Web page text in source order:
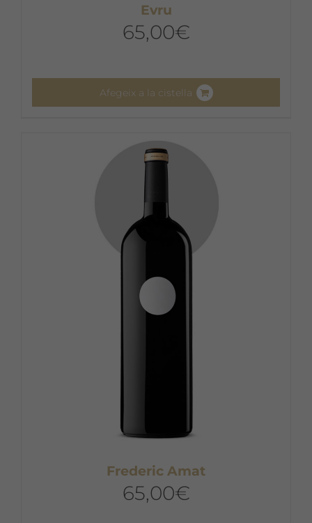
Evru
65,00€
Afegeix a la cistella
Frederic Amat
65,00€